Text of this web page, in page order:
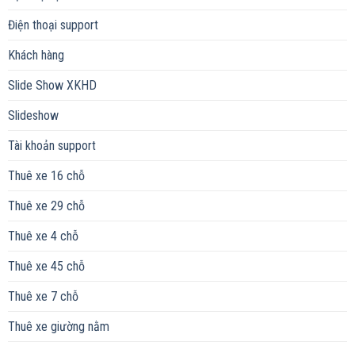
Điện thoại support
Khách hàng
Slide Show XKHD
Slideshow
Tài khoản support
Thuê xe 16 chỗ
Thuê xe 29 chỗ
Thuê xe 4 chỗ
Thuê xe 45 chỗ
Thuê xe 7 chỗ
Thuê xe giường nằm